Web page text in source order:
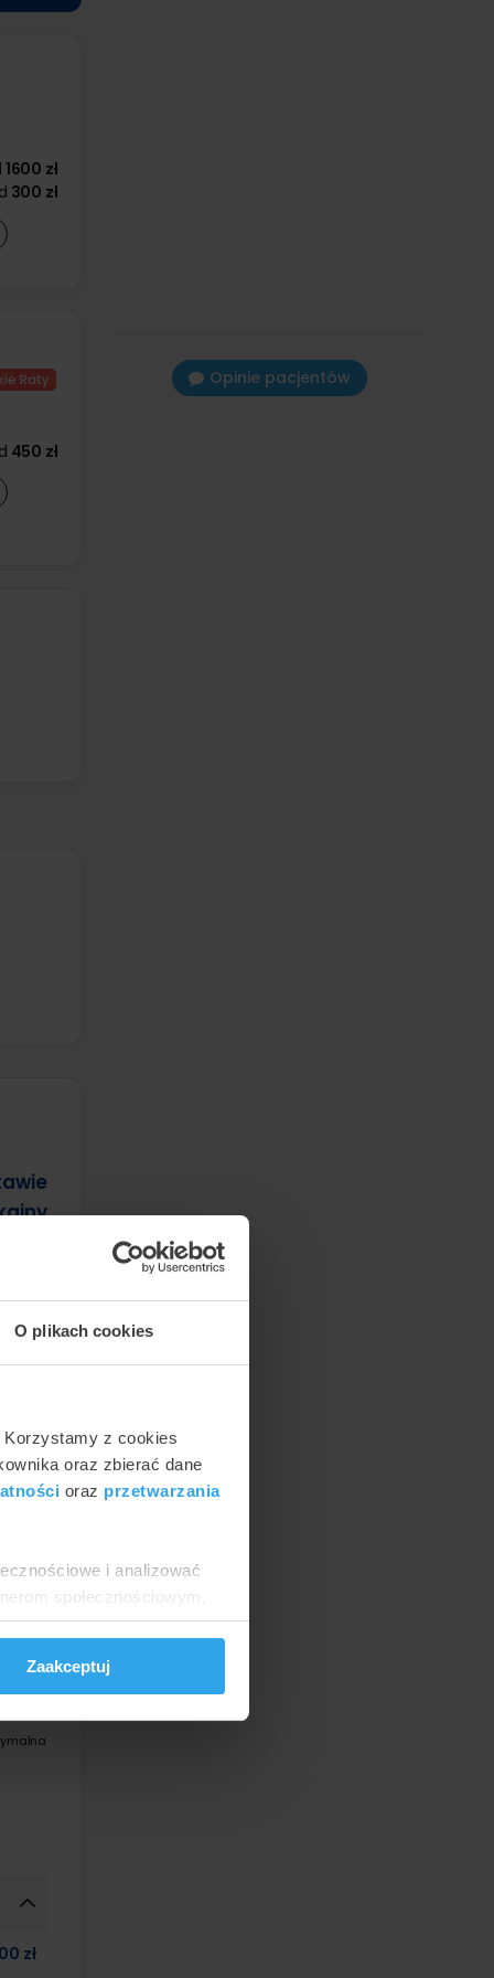
O plikach cookies
z cookies
oraz zbierać dane
oraz przetwarzania
i analizować
społecznościowym,
od Ciebie lub
Zaakceptuj
1600 zł
300 zł
450 zł
zł
Opinie pacjentów